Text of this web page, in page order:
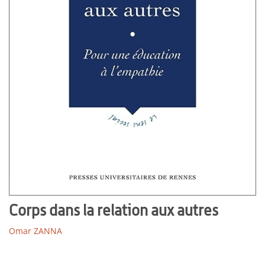
Corps dans la relation aux autres
Omar ZANNA